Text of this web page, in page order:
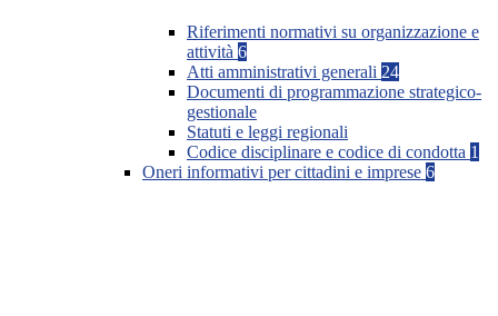
Riferimenti normativi su organizzazione e
attività 6
Atti amministrativi generali 24
Documenti di programmazione strategico-
gestionale
Statuti e leggi regionali
Codice disciplinare e codice di condotta 1
Oneri informativi per cittadini e imprese 6